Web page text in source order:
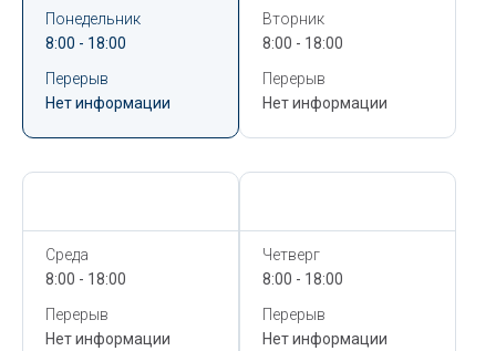
Понедельник
8:00 - 18:00
Перерыв
Нет информации
Вторник
8:00 - 18:00
Перерыв
Нет информации
Среда
8:00 - 18:00
Перерыв
Нет информации
Четверг
8:00 - 18:00
Перерыв
Нет информации